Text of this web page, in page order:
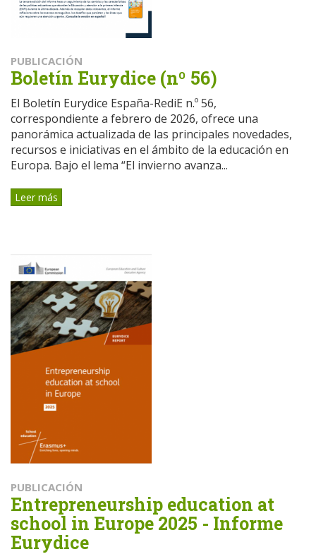
PUBLICACIÓN
Boletín Eurydice (nº 56)
El Boletín Eurydice España-RediE n.º 56,
correspondiente a febrero de 2026, ofrece una
panorámica actualizada de las principales novedades,
recursos e iniciativas en el ámbito de la educación en
Europa. Bajo el lema “El invierno avanza...
Leer más
PUBLICACIÓN
Entrepreneurship education at
school in Europe 2025 - Informe
Eurydice